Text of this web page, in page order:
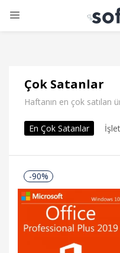
GIRIŞ YAP
Beni Hatırla
Çok Satanlar
Haftanın en çok satılan
En Çok Satanlar
-90%